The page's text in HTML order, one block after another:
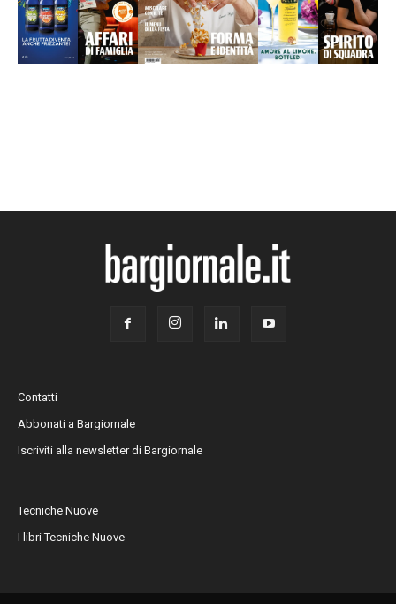
Contatti
Abbonati a Bargiornale
Iscriviti alla newsletter di Bargiornale
Tecniche Nuove
I libri Tecniche Nuove